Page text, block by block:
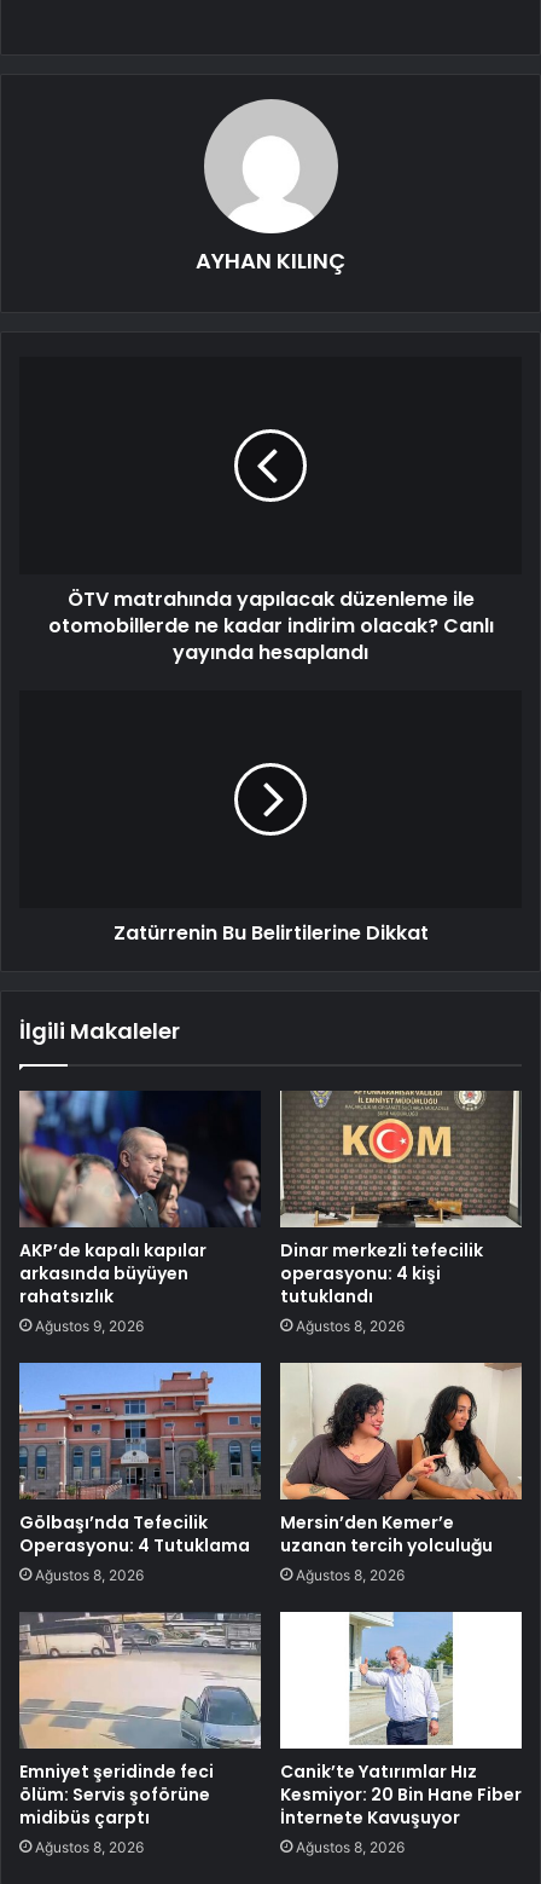
AYHAN KILINÇ
ÖTV matrahında yapılacak düzenleme ile
otomobillerde ne kadar indirim olacak? Canlı
yayında hesaplandı
Zatürrenin Bu Belirtilerine Dikkat
İlgili Makaleler
AKP’de kapalı kapılar
arkasında büyüyen
rahatsızlık
Ağustos 9, 2026
Dinar merkezli tefecilik
operasyonu: 4 kişi
tutuklandı
Ağustos 8, 2026
Gölbaşı’nda Tefecilik
Operasyonu: 4 Tutuklama
Ağustos 8, 2026
Mersin’den Kemer’e
uzanan tercih yolculuğu
Ağustos 8, 2026
Emniyet şeridinde feci
ölüm: Servis şoförüne
midibüs çarptı
Ağustos 8, 2026
Canik’te Yatırımlar Hız
Kesmiyor: 20 Bin Hane Fiber
İnternete Kavuşuyor
Ağustos 8, 2026